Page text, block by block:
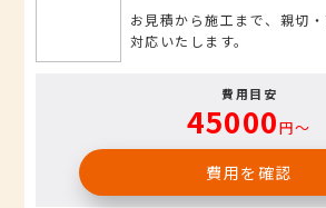
お見積から施工まで、親切
対応いたします。
費用目安
45000円〜
費用を確認